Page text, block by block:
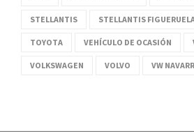
STELLANTIS STELLANTIS
TOYOTA VEHÍCULO DE OCASIÓN
VOLKSWAGEN VOLVO VW